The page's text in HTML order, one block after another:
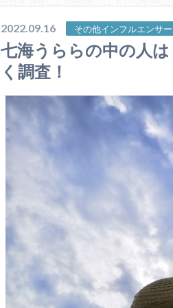
2022.09.16 その他インフルエンサー
七海うららの中の人
く調査！